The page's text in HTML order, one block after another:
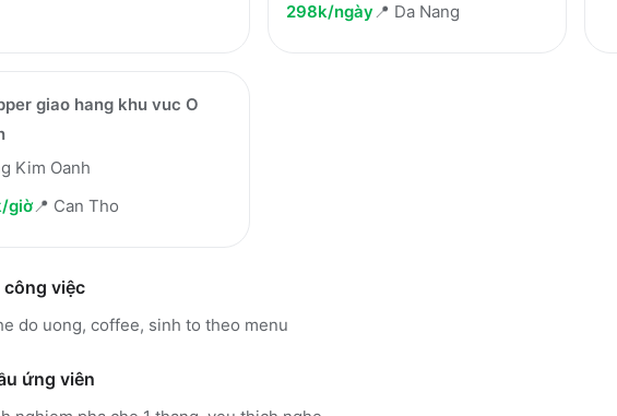
298k/ngày📍 Da Nang
giao hang khu vuc O
Kim Oanh
giờ📍 Can Tho
công việc
do uong, coffee, sinh to theo menu
ứng viên